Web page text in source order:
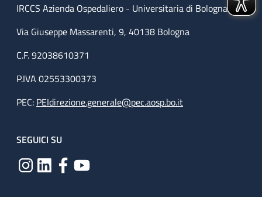
IRCCS Azienda Ospedaliero - Universitaria di Bologna
Via Giuseppe Massarenti, 9, 40138 Bologna
C.F. 92038610371
P.IVA 02553300373
PEC: PEIdirezione.generale@pec.aosp.bo.it
SEGUICI SU